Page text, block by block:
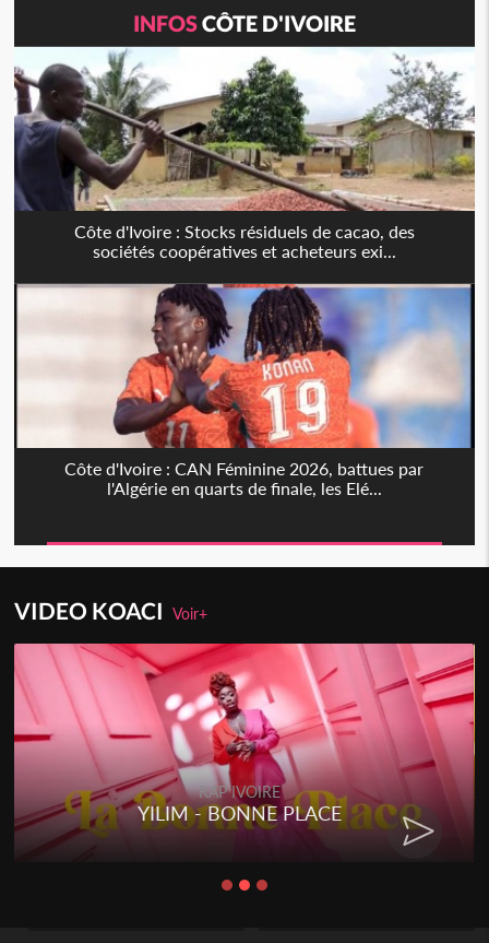
INFOSCÔTE D'IVOIRE
Côte d'Ivoire : Stocks résiduels de cacao, des
sociétés coopératives et acheteurs exi...
Côte d'Ivoire : CAN Féminine 2026, battues par
l'Algérie en quarts de finale, les Elé...
VIDEO KOACIVoir+
RAP IVOIRE
YILIM - BONNE PLACE